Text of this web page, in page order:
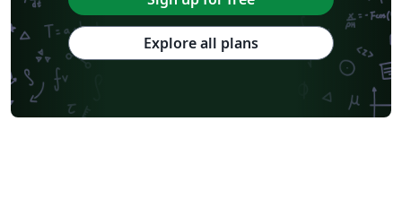
Explore all plans